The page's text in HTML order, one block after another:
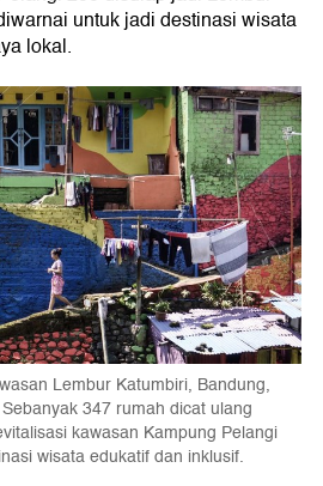
untuk jadi destinasi wisata
lokal.
Lembur Katumbiri, Bandung,
347 rumah dicat ulang
kawasan Kampung Pelangi
wisata edukatif dan inklusif.